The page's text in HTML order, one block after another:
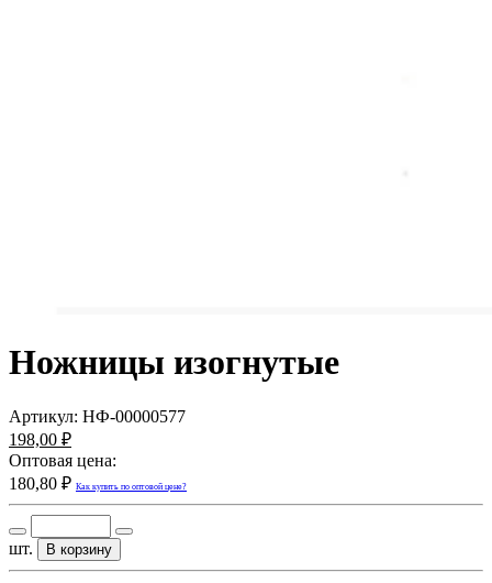
Ножницы изогнутые
Артикул: НФ-00000577
198,00 ₽
Оптовая цена:
180,80 ₽ Как купить по оптовой цене?
шт. В корзину